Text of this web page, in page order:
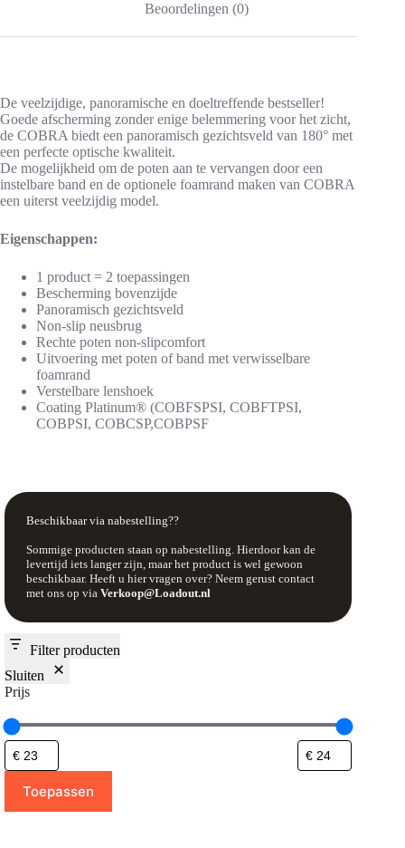
Beoordelingen (0)
De veelzijdige, panoramische en doeltreffende bestseller!
Goede afscherming zonder enige belemmering voor het zicht,
de COBRA biedt een panoramisch gezichtsveld van 180° met
een perfecte optische kwaliteit.
De mogelijkheid om de poten aan te vervangen door een
instelbare band en de optionele foamrand maken van COBRA
een uiterst veelzijdig model.
Eigenschappen:
1 product = 2 toepassingen
Bescherming bovenzijde
Panoramisch gezichtsveld
Non-slip neusbrug
Rechte poten non-slipcomfort
Uitvoering met poten of band met verwisselbare
foamrand
Verstelbare lenshoek
Coating Platinum® (COBFSPSI, COBFTPSI,
COBPSI, COBCSP,COBPSF
Beschikbaar via nabestelling??
Sommige producten staan op nabestelling. Hierdoor kan de
levertijd iets langer zijn, maar het product is wel gewoon
beschikbaar. Heeft u hier vragen over? Neem gerust contact
met ons op via Verkoop@Loadout.nl
Filter producten
Sluiten
Prijs
Toepassen